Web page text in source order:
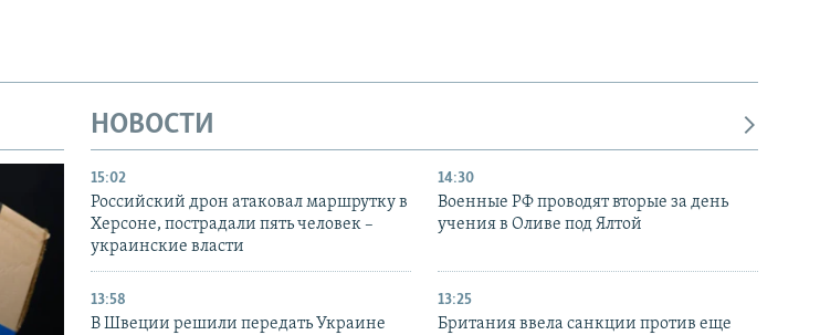
НОВОСТИ
15:02
Российский дрон атаковал маршрутку в
Херсоне, пострадали пять человек –
украинские власти
14:30
Военные РФ проводят вторые за день
учения в Оливе под Ялтой
13:58
В Швеции решили передать Украине
13:25
Британия ввела санкции против еще